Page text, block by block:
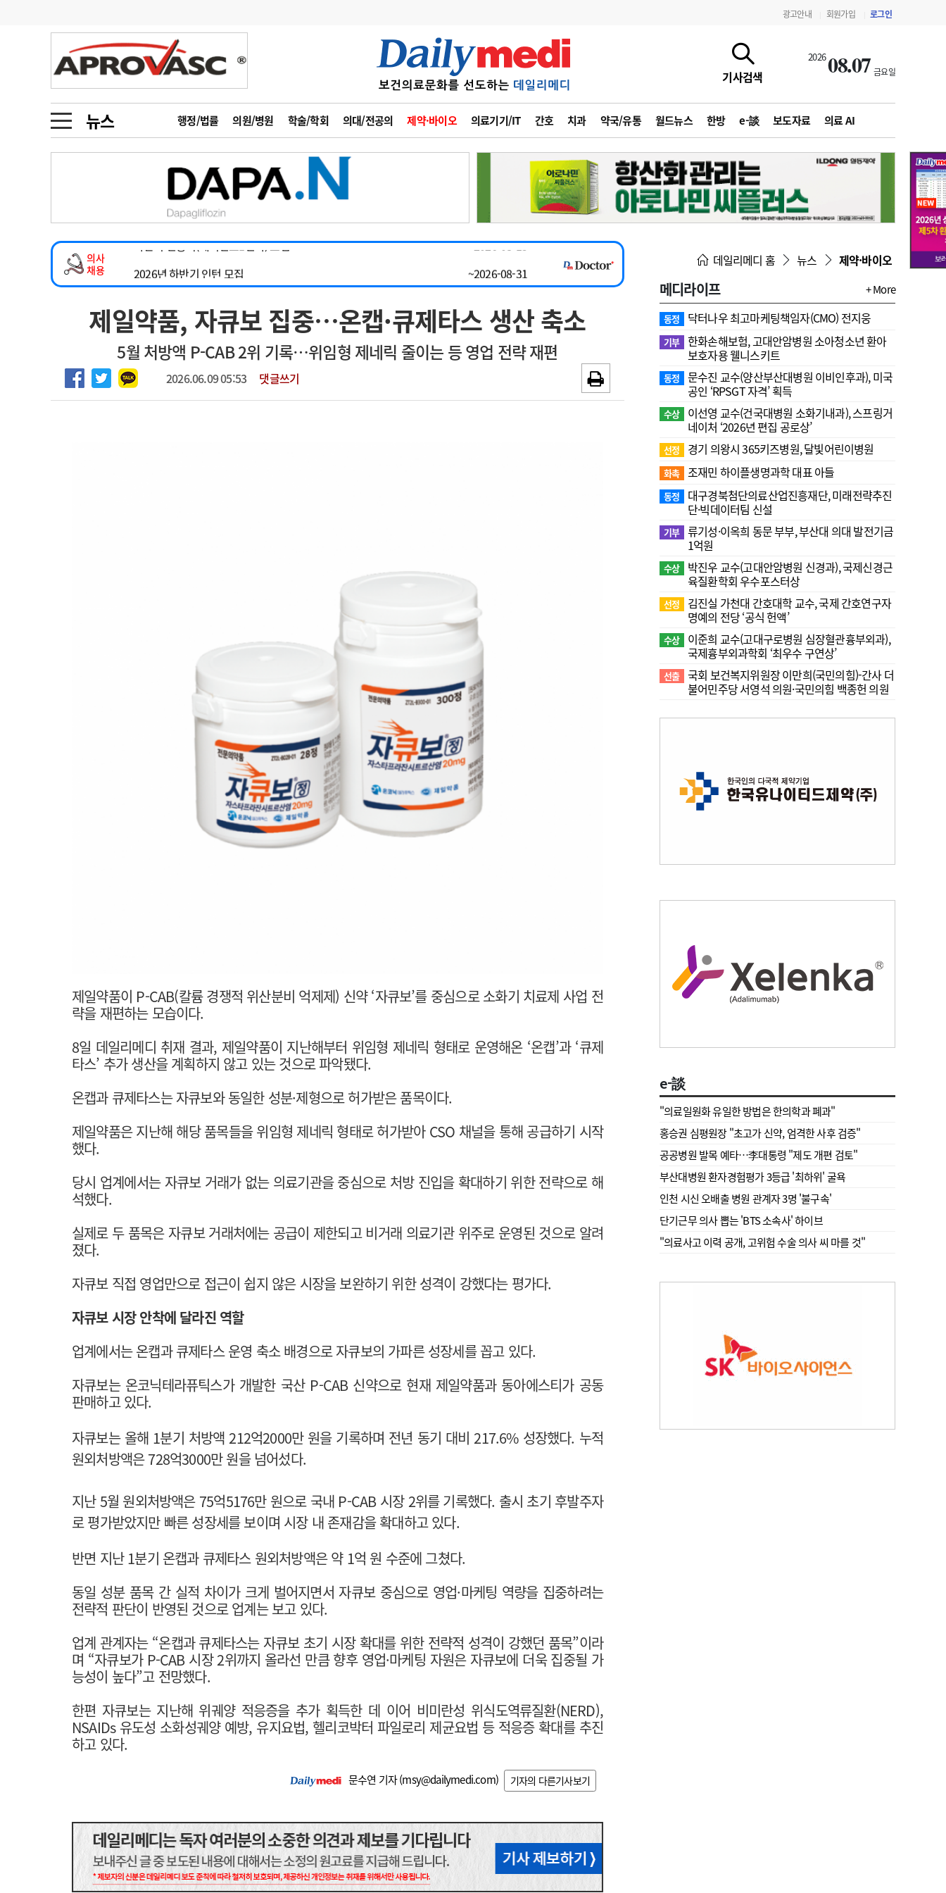
광고안내 회원가입 로그인
기사검색
202608.07 금요일
뉴스 행정/법률 의원/병원 학술/학회 의대/전공의 제약·바이오 의료기기/IT 간호 치과 약국/유통 월드뉴스 한방 e-談 보도자료 의료 AI
금주의 검색어
1
의사인력 수급 추계
2
성분명 처방
3
AI의료
4
전공의 모집 결과
5
의사국시 합격률
6
관리급여 실시
지필공 지원책
수련환경 개선
의과대학 입시
10 약가인하
메디인포 인사 사고
오피니언 칼럼 수첩
인물 초대석 피플
동영상뉴스
포토뉴스
메디 Hospital 지역병원 중소병원
인포메이션 공시 지침·기준·평가 약제급여 심사 결과
고객센터 회사소개 법적고지 광고안내
의사
채용
2026년 하반기 인턴 모집
~2026-08-31
마취통증의학과 임기제 임상의사 채용
채용시까지
소아청소년과(소아응급전담) 계약직 의사 공개채용
계약직(응급의학과 전문의) 직원모집
2026년 하반기 인턴 모집
마취통증의학과 임기제 임상의사 채용
채용시까지
제일약품, 자큐보 집중…온캡·큐제타스 생산 축소
5월 처방액 P-CAB 2위 기록…위임형 제네릭 줄이는 등 영업 전략 재편
2026.06.09 05:53 댓글쓰기
제일약품이 P-CAB(칼륨 경쟁적 위산분비 억제제) 신약 ‘자큐보’를 중심으로 소화기 치료제 사업 전
략을 재편하는 모습이다.
8일 데일리메디 취재 결과, 제일약품이 지난해부터 위임형 제네릭 형태로 운영해온 ‘온캡’과 ‘큐제
타스’ 추가 생산을 계획하지 않고 있는 것으로 파악됐다.
온캡과 큐제타스는 자큐보와 동일한 성분·제형으로 허가받은 품목이다.
제일약품은 지난해 해당 품목들을 위임형 제네릭 형태로 허가받아 CSO 채널을 통해 공급하기 시작
했다.
당시 업계에서는 자큐보 거래가 없는 의료기관을 중심으로 처방 진입을 확대하기 위한 전략으로 해
석했다.
실제로 두 품목은 자큐보 거래처에는 공급이 제한되고 비거래 의료기관 위주로 운영된 것으로 알려
졌다.
자큐보 직접 영업만으로 접근이 쉽지 않은 시장을 보완하기 위한 성격이 강했다는 평가다.
자큐보 시장 안착에 달라진 역할
업계에서는 온캡과 큐제타스 운영 축소 배경으로 자큐보의 가파른 성장세를 꼽고 있다.
자큐보는 온코닉테라퓨틱스가 개발한 국산 P-CAB 신약으로 현재 제일약품과 동아에스티가 공동
판매하고 있다.
자큐보는 올해 1분기 처방액 212억2000만 원을 기록하며 전년 동기 대비 217.6% 성장했다. 누적
원외처방액은 728억3000만 원을 넘어섰다.
지난 5월 원외처방액은 75억5176만 원으로 국내 P-CAB 시장 2위를 기록했다. 출시 초기 후발주자
로 평가받았지만 빠른 성장세를 보이며 시장 내 존재감을 확대하고 있다.
반면 지난 1분기 온캡과 큐제타스 원외처방액은 약 1억 원 수준에 그쳤다.
동일 성분 품목 간 실적 차이가 크게 벌어지면서 자큐보 중심으로 영업·마케팅 역량을 집중하려는
전략적 판단이 반영된 것으로 업계는 보고 있다.
업계 관계자는 “온캡과 큐제타스는 자큐보 초기 시장 확대를 위한 전략적 성격이 강했던 품목”이라
며 “자큐보가 P-CAB 시장 2위까지 올라선 만큼 향후 영업·마케팅 자원은 자큐보에 더욱 집중될 가
능성이 높다”고 전망했다.
한편 자큐보는 지난해 위궤양 적응증을 추가 획득한 데 이어 비미란성 위식도역류질환(NERD),
NSAIDs 유도성 소화성궤양 예방, 유지요법, 헬리코박터 파일로리 제균요법 등 적응증 확대를 추진
하고 있다.
문수연 기자 (msy@dailymedi.com) 기자의 다른기사보기
데일리메디 홈 뉴스 제약·바이오
메디라이프 + More
동정 닥터나우 최고마케팅책임자(CMO) 전지웅
기부 한화손해보험, 고대안암병원 소아청소년 환아
보호자용 웰니스키트
동정
문수진 교수( 양산부산대병원 이비인후과), 미국
공인 ‘RPSGT 자격’ 획득
수상
이선영 교수(건국대병원 소화기내과), 스프링거
네이처 ‘2026년 편집 공로상’
선정 경기 의왕시 365키즈병원, 달빛어린이병원
화촉 조재민 하이플생명과학 대표 아들
동정
대구경북첨단의료산업진흥재단, 미래전략추진
단·빅데이터팀 신설
기부 류기성·이옥희 동문 부부, 부산대 의대 발전기금
1억원
수상
박진우 교수(고대안암병원 신경과), 국제신경근
육질환학회 우수포스터상
선정
김진실 가천대 간호대학 교수, 국제 간호연구자
명예의 전당 ‘공식 헌액’
수상
이준희 교수(고대구로병원 심장혈관흉부외과),
국제흉부외과학회 ‘최우수 구연상’
선출 국회 보건복지위원장 이만희(국민의힘)-간사 더
불어민주당 서영석 의원·국민의힘 백종헌 의원
e-談
"의료일원화 유일한 방법은 한의학과 폐과"
홍승권 심평원장 " 초고가 신약, 엄격한 사후 검증"
공공병원 발목 예타…李대통령 "제도 개편 검토"
부산대병원 환자경험평가 3등급 '최하위' 굴욕
인천 시신 오배출 병원 관계자 3명 '불구속'
단기근무 의사 뽑는 'BTS 소속사' 하이브
"의료사고 이력 공개, 고위험 수술 의사 씨 마를 것"